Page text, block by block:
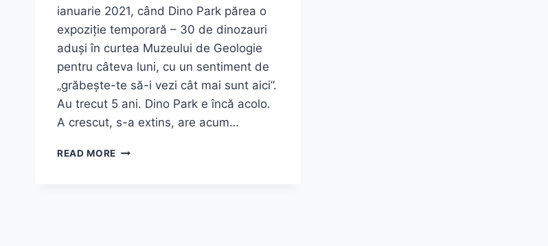
ianuarie 2021, când Dino Park părea o
expoziție temporară – 30 de dinozauri
aduși în curtea Muzeului de Geologie
pentru câteva luni, cu un sentiment de
„grăbește-te să-i vezi cât mai sunt aici”.
Au trecut 5 ani. Dino Park e încă acolo.
A crescut, s-a extins, are acum…
READ MORE DINO